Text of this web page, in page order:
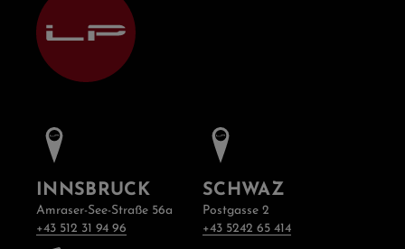
INNSBRUCK
Amraser-See-Straße 56a
+43 512 31 94 96
SCHWAZ
Postgasse 2
+43 5242 65 414